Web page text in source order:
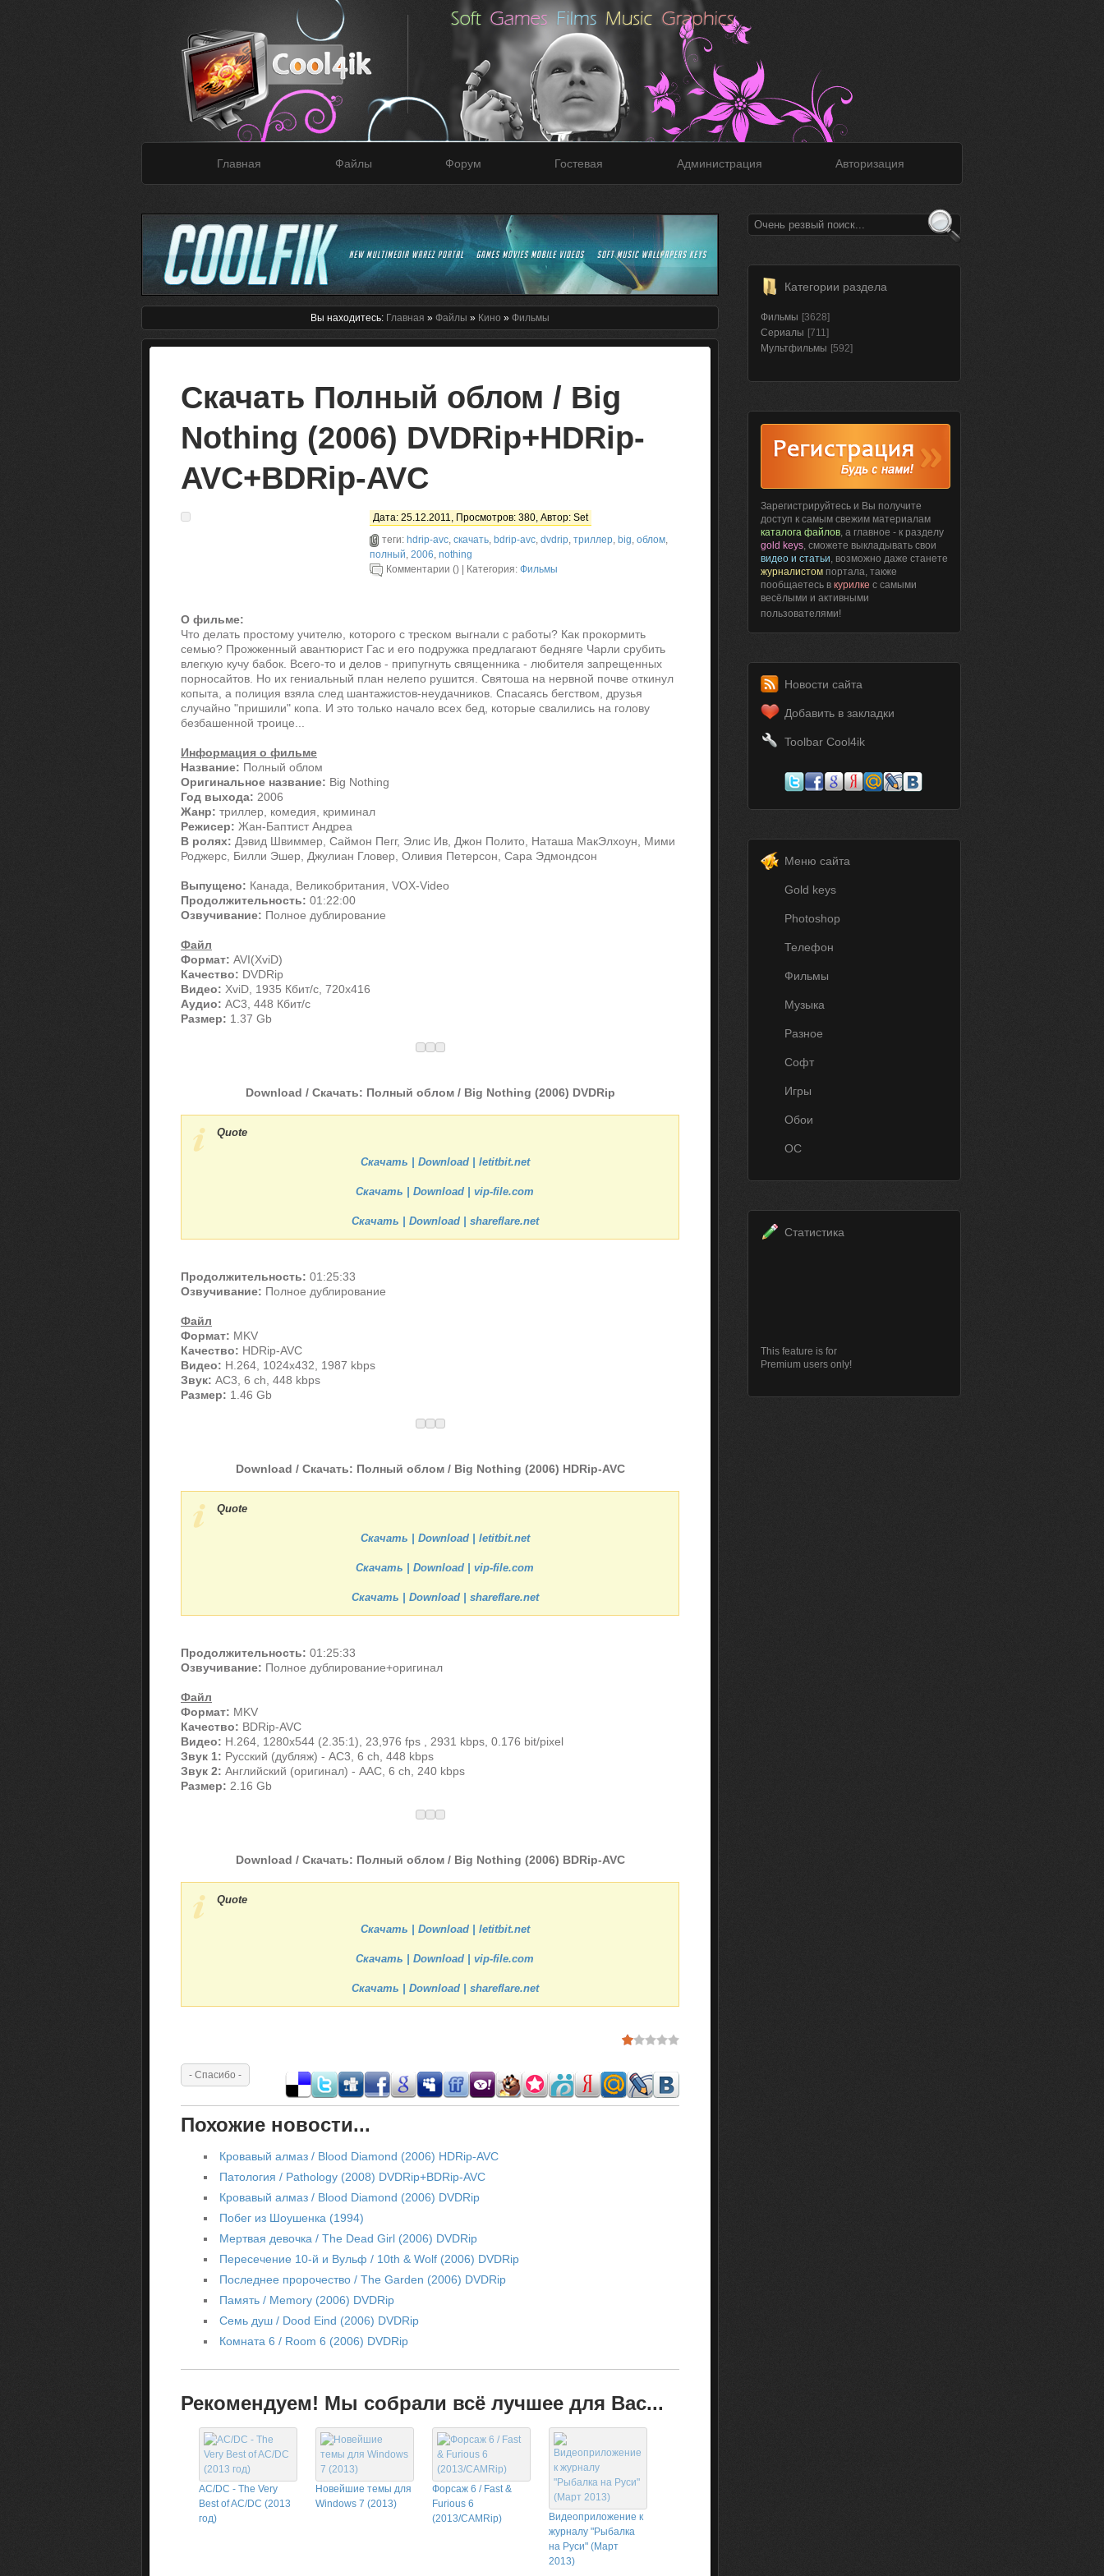
Главная Файлы Форум Гостевая Администрация Авторизация
Вы находитесь: Главная » Файлы » Кино » Фильмы
Скачать Полный облом / Big
Nothing (2006) DVDRip+HDRip-
AVC+BDRip-AVC
Дата: 25.12.2011, Просмотров: 380, Автор: Set
теги: hdrip-avc, скачать, bdrip-avc, dvdrip, триллер, big, облом,
полный, 2006, nothing
Комментарии () | Категория: Фильмы
О фильме:
Что делать простому учителю, которого с треском выгнали с работы? Как прокормить
семью? Прожженный авантюрист Гас и его подружка предлагают бедняге Чарли срубить
влегкую кучу бабок. Всего-то и делов - припугнуть священника - любителя запрещенных
порносайтов. Но их гениальный план нелепо рушится. Святоша на нервной почве откинул
копыта, а полиция взяла след шантажистов-неудачников. Спасаясь бегством, друзья
случайно "пришили" копа. И это только начало всех бед, которые свалились на голову
безбашенной троице...
Информация о фильме
Название: Полный облом
Оригинальное название: Big Nothing
Год выхода: 2006
Жанр: триллер, комедия, криминал
Режисер: Жан-Баптист Андреа
В ролях: Дэвид Швиммер, Саймон Пегг, Элис Ив, Джон Полито, Наташа МакЭлхоун, Мими
Роджерс, Билли Эшер, Джулиан Гловер, Оливия Петерсон, Сара Эдмондсон
Выпущено: Канада, Великобритания, VOX-Video
Продолжительность: 01:22:00
Озвучивание: Полное дублирование
Файл
Формат: AVI(XviD)
Качество: DVDRip
Видео: XviD, 1935 Кбит/с, 720x416
Аудио: AC3, 448 Кбит/с
Размер: 1.37 Gb
Download / Скачать: Полный облом / Big Nothing (2006) DVDRip
Quote
Скачать | Download | letitbit.net
Скачать | Download | vip-file.com
Скачать | Download | shareflare.net
Продолжительность: 01:25:33
Озвучивание: Полное дублирование
Файл
Формат: MKV
Качество: HDRip-AVC
Видео: H.264, 1024x432, 1987 kbps
Звук: AC3, 6 ch, 448 kbps
Размер: 1.46 Gb
Download / Скачать: Полный облом / Big Nothing (2006) HDRip-AVC
Quote
Скачать | Download | letitbit.net
Скачать | Download | vip-file.com
Скачать | Download | shareflare.net
Продолжительность: 01:25:33
Озвучивание: Полное дублирование+оригинал
Файл
Формат: MKV
Качество: BDRip-AVC
Видео: H.264, 1280x544 (2.35:1), 23,976 fps , 2931 kbps, 0.176 bit/pixel
Звук 1: Русский (дубляж) - AC3, 6 ch, 448 kbps
Звук 2: Английский (оригинал) - AAC, 6 ch, 240 kbps
Размер: 2.16 Gb
Download / Скачать: Полный облом / Big Nothing (2006) BDRip-AVC
Quote
Скачать | Download | letitbit.net
Скачать | Download | vip-file.com
Скачать | Download | shareflare.net
Похожие новости...
Кровавый алмаз / Blood Diamond (2006) HDRip-AVC
Патология / Pathology (2008) DVDRip+BDRip-AVC
Кровавый алмаз / Blood Diamond (2006) DVDRip
Побег из Шоушенка (1994)
Мертвая девочка / The Dead Girl (2006) DVDRip
Пересечение 10-й и Вульф / 10th & Wolf (2006) DVDRip
Последнее пророчество / The Garden (2006) DVDRip
Память / Memory (2006) DVDRip
Семь душ / Dood Eind (2006) DVDRip
Комната 6 / Room 6 (2006) DVDRip
Рекомендуем! Мы собрали всё лучшее для Вас...
AC/DC - The Very
Best of AC/DC (2013
год)
Новейшие темы для
Windows 7 (2013)
Форсаж 6 / Fast &
Furious 6
(2013/CAMRip)
Видеоприложение к
журналу "Рыбалка
на Руси" (Март
2013)
Категории раздела
Фильмы [3628]
Сериалы [711]
Мультфильмы [592]
Зарегистрируйтесь и Вы получите
доступ к самым свежим материалам
каталога файлов, а главное - к разделу
gold keys, сможете выкладывать свои
видео и статьи, возможно даже станете
журналистом портала, также
пообщаетесь в курилке с самыми
весёлыми и активными
пользователями!
Новости сайта
Добавить в закладки
Toolbar Cool4ik
Меню сайта
Gold keys
Photoshop
Телефон
Фильмы
Музыка
Разное
Софт
Игры
Обои
ОС
Статистика
This feature is for
Premium users only!